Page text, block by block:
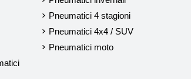
Pneumatici 4 stagioni
Pneumatici 4x4 / SUV
Pneumatici moto